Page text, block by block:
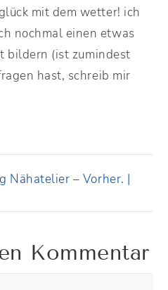
mit dem wetter! ich
nochmal einen etwas
bildern (ist zumindest
hast, schreib mir
Nähatelier – Vorher. |
Kommentar